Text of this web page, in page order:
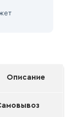
Описание